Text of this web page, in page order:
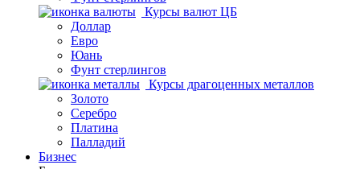
Курсы валют ЦБ
Доллар
Евро
Юань
Фунт стерлингов
Курсы драгоценных металлов
Золото
Серебро
Платина
Палладий
Бизнес